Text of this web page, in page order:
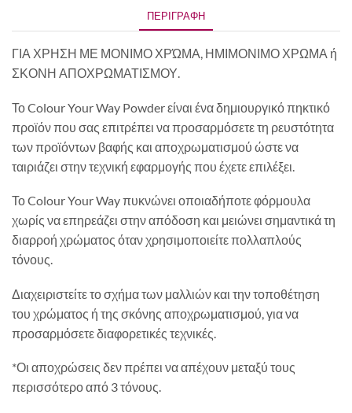
ΠΕΡΙΓΡΑΦΉ
ΓΙΑ ΧΡΗΣΗ ΜΕ ΜΟΝΙΜΟ ΧΡΏΜΑ, ΗΜΙΜΟΝΙΜΟ ΧΡΩΜΑ ή
ΣΚΟΝΗ ΑΠΟΧΡΩΜΑΤΙΣΜΟΥ.
Το Colour Your Way Powder είναι ένα δημιουργικό πηκτικό
προϊόν που σας επιτρέπει να προσαρμόσετε τη ρευστότητα
των προϊόντων βαφής και αποχρωματισμού ώστε να
ταιριάζει στην τεχνική εφαρμογής που έχετε επιλέξει.
Το Colour Your Way πυκνώνει οποιαδήποτε φόρμουλα
χωρίς να επηρεάζει στην απόδοση και μειώνει σημαντικά τη
διαρροή χρώματος όταν χρησιμοποιείτε πολλαπλούς
τόνους.
Διαχειριστείτε το σχήμα των μαλλιών και την τοποθέτηση
του χρώματος ή της σκόνης αποχρωματισμού, για να
προσαρμόσετε διαφορετικές τεχνικές.
*Οι αποχρώσεις δεν πρέπει να απέχουν μεταξύ τους
περισσότερο από 3 τόνους.